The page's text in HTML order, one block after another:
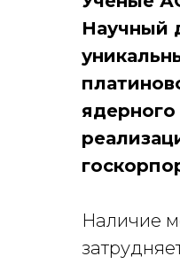
Научный
Наличие